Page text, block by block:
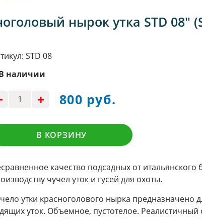
нырок утка SТD 08"
STD 08
наличии
800 руб.
В КОРЗИНУ
качество подсадных от итальянского
чучел уток и гусей для охоты.
утки красноголового нырка предназначено
уток. Объемное, пустотелое. Реалистичный